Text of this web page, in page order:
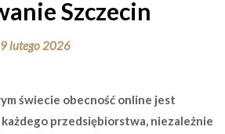
Szczecin
lutego 2026
świecie obecność online jest
przedsiębiorstwa, niezależnie